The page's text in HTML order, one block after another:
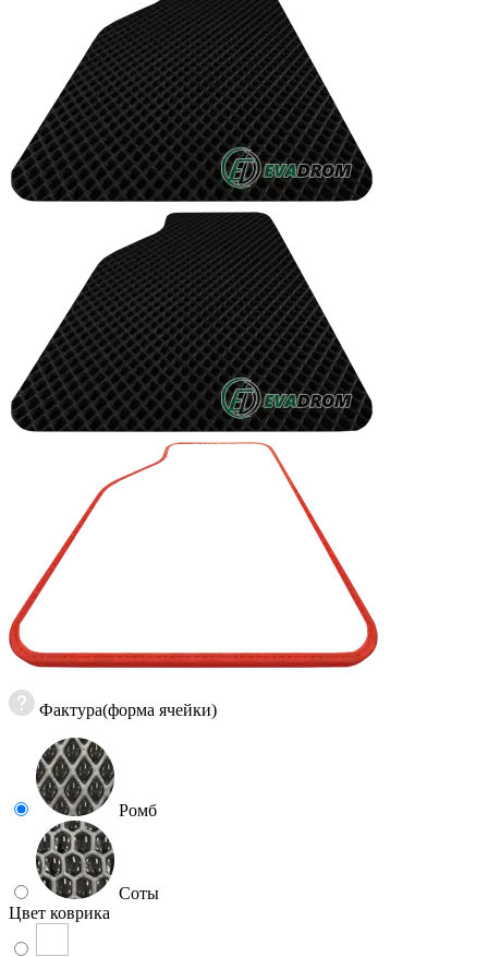
Фактура(форма ячейки)
Ромб
Соты
Цвет коврика